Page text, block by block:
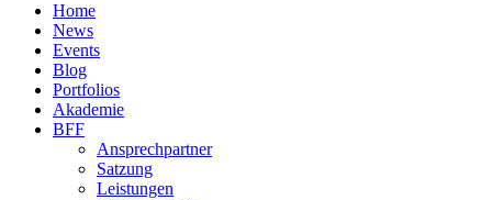
Home
News
Events
Blog
Portfolios
Akademie
BFF
Ansprechpartner
Satzung
Leistungen